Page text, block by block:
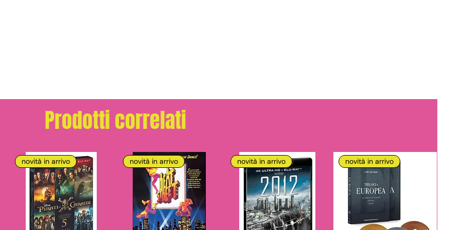
Prodotti correlati
novità in arrivo novità in arrivo novità in arrivo novità in arrivo